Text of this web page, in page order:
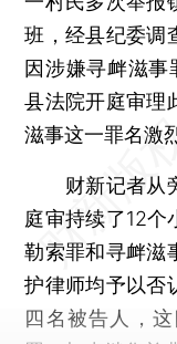
班，经县纪委调
因涉嫌寻衅滋
县法院开庭审理
滋事这一罪名激
财新记者从旁
庭审持续了12个
勒索罪和寻衅滋
护律师均予以否
四名被告人，